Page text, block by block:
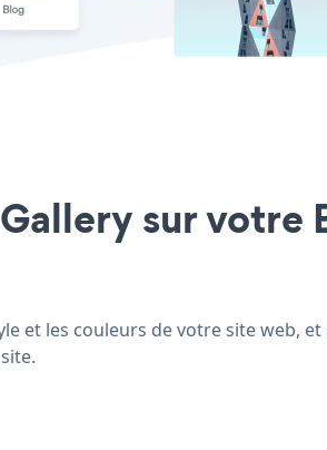
sur votre
et les couleurs de votre site web,